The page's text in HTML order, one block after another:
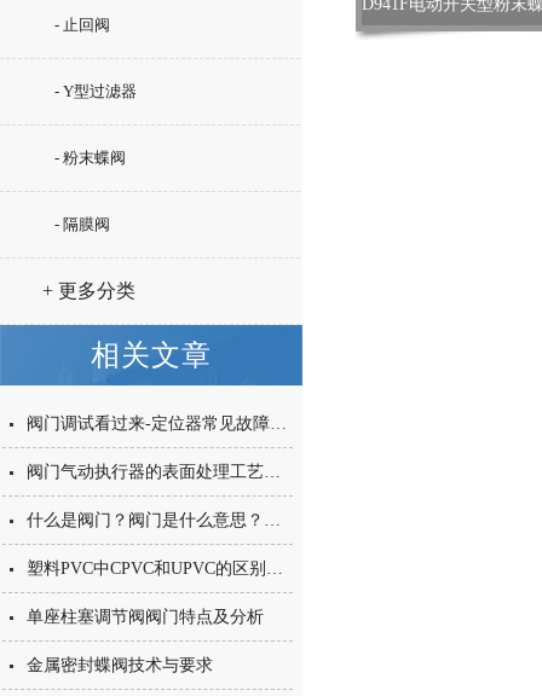
- 止回阀
- Y型过滤器
- 粉末蝶阀
- 隔膜阀
+ 更多分类
相关文章
阀门调试看过来-定位器常见故障及办法
阀门气动执行器的表面处理工艺是什么？阳极氧化与导电氧化的区别？
什么是阀门？阀门是什么意思？阀门怎么分类的呢？
塑料PVC中CPVC和UPVC的区别在哪里？
单座柱塞调节阀阀门特点及分析
金属密封蝶阀技术与要求